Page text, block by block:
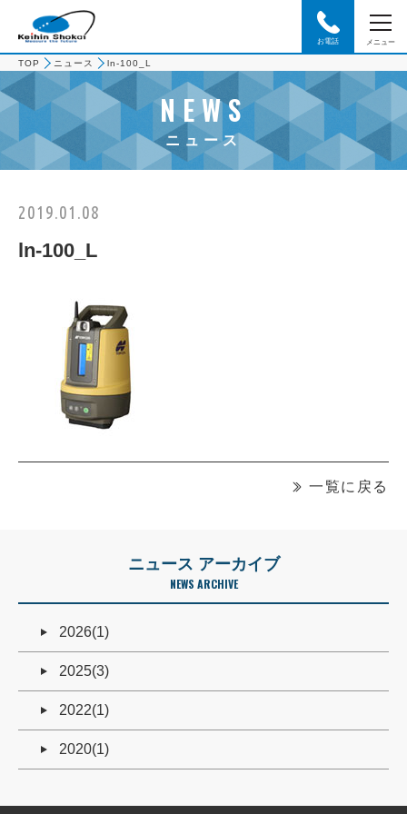
メニュー
お電話
TOP ニュース ln-100_L
NEWS
ニュース
2019.01.08
ln-100_L
一覧に戻る
ニュース アーカイブ
NEWS ARCHIVE
2026(1)
2025(3)
2022(1)
2020(1)